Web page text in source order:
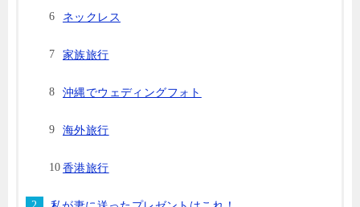
ネックレス
家族旅行
沖縄でウェディングフォト
海外旅行
香港旅行